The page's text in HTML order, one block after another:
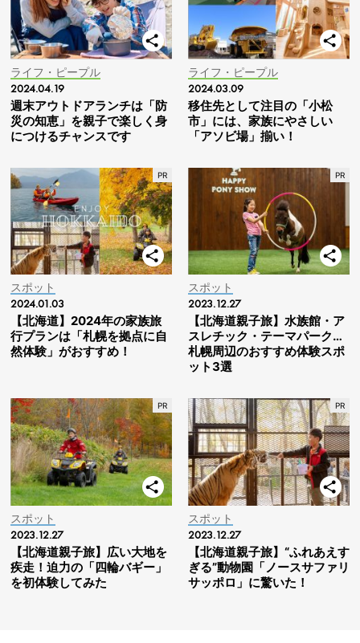
ライフ・ピープル
2024.04.19
週末アウトドアランチは「防
災の知恵」を親子で楽しく身
につけるチャンスです
ライフ・ピープル
2024.03.09
移住先として注目の「小松
市」には、家族にやさしい
「アソビ場」揃い！
スポット
2024.01.03
【北海道】2024年の家族旅
行プランは「札幌を拠点に自
然体験」がおすすめ！
スポット
2023.12.27
【北海道親子旅】水族館・ア
スレチック・テーマパーク…
札幌周辺のおすすめ体験スポ
ット3選
スポット
2023.12.27
【北海道親子旅】広い大地を
疾走！迫力の「四輪バギー」
を初体験してみた
スポット
2023.12.27
【北海道親子旅】“ふれあえす
ぎる”動物園「ノースサファリ
サッポロ」に驚いた！